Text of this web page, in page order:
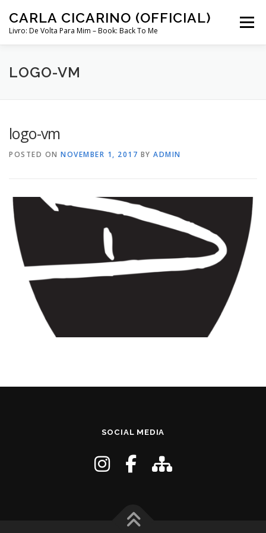
content
CARLA CICARINO (OFFICIAL)
Livro: De Volta Para Mim – Book: Back To Me
Menu
COMPRAR LIVRO “DE VOLTA PARA MIM”
CURSO COMUNICAÇÃO INTUITIVA ABRIL 2024
LOGO-VM
logo-vm
POSTED ON NOVEMBER 1, 2017 BY ADMIN
SOCIAL MEDIA